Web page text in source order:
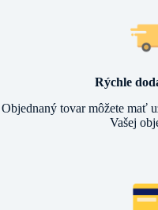
Rýchle
Objednaný tovar môžete mať
Vašej